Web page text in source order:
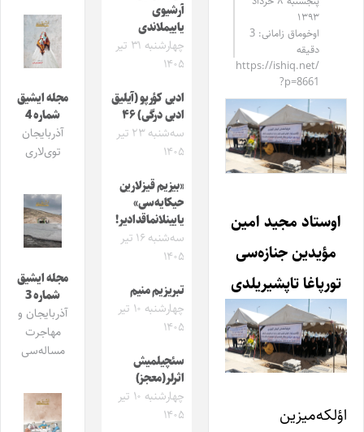
۱۳۹۳
اوخوماق زامانی: 3
دقیقه
https://ishiq.net/
?p=8661
اوستاد مجید امین
مؤیدین جنازه‌سی
تورپاغا تاپشیریلدی
اؤلکه‌میزین
آرشیوی
یاییملاندی
چهارشنبه ۳۱ تیر
۱۴۰۵
ادبی کؤرپو (آیلیق
ادبی درگی) ۴۶
سه‌شنبه ۲۳ تیر
۱۴۰۵
«بیزیم قیزلارین
حیکایه‌سی»
یایینلانماقدادیر!
سه‌شنبه ۱۶ تیر
۱۴۰۵
تبریزیم منیم
چهارشنبه ۱۰ تیر
۱۴۰۵
سئچیلمیش
اثرلر(معجز)
چهارشنبه ۱۰ تیر
۱۴۰۵
مجله ایشیق
شماره 4
آذربایجان
توی‌لاری
مجله ایشیق
شماره 3
آذربایجان و
مهاجرت
مساله‌سی